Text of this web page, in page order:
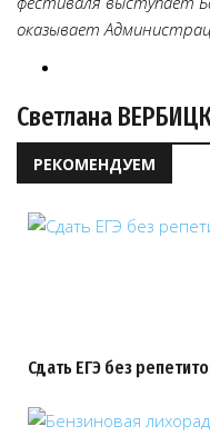
оказывает
Светлана
РЕКОМЕНДУЕМ
Сдать ЕГЭ без